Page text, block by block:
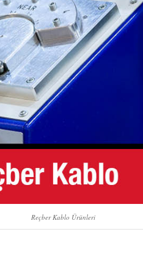
Reçber Kablo Ürünleri